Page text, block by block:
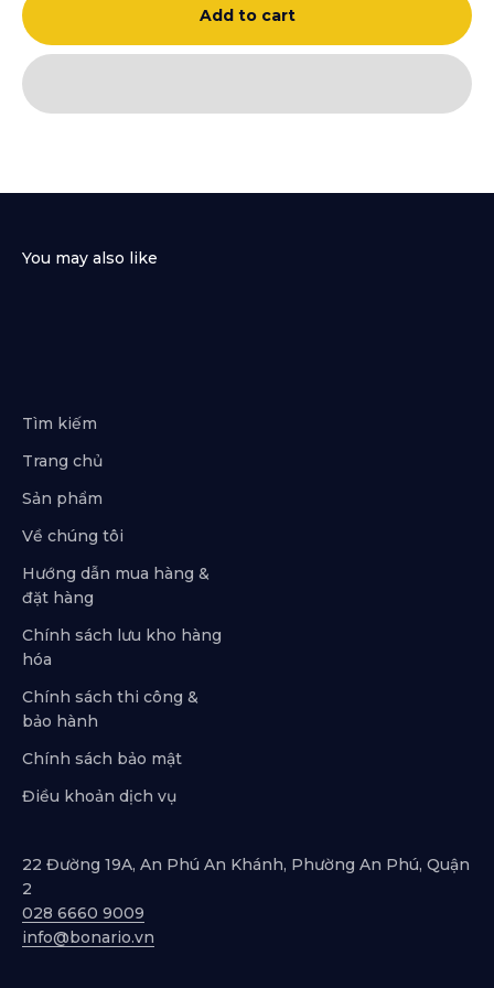
Add to cart
Tìm kiếm
Trang chủ
Sản phẩm
Về chúng tôi
Hướng dẫn mua hàng &
đặt hàng
Chính sách lưu kho hàng
hóa
Chính sách thi công &
bảo hành
Chính sách bảo mật
Điều khoản dịch vụ
22 Đường 19A, An Phú An Khánh, Phường An Phú, Quận
2
028 6660 9009
info@bonario.vn